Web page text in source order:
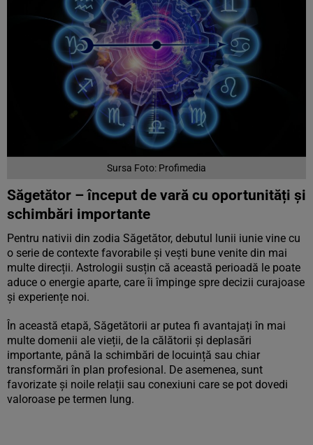
Sursa Foto: Profimedia
Săgetător – început de vară cu oportunități și
schimbări importante
Pentru nativii din zodia Săgetător, debutul lunii iunie vine cu
o serie de contexte favorabile și vești bune venite din mai
multe direcții. Astrologii susțin că această perioadă le poate
aduce o energie aparte, care îi împinge spre decizii curajoase
și experiențe noi.
În această etapă, Săgetătorii ar putea fi avantajați în mai
multe domenii ale vieții, de la călătorii și deplasări
importante, până la schimbări de locuință sau chiar
transformări în plan profesional. De asemenea, sunt
favorizate și noile relații sau conexiuni care se pot dovedi
valoroase pe termen lung.